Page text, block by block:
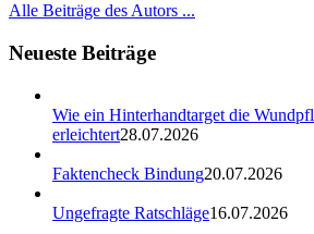
Alle Beiträge des Autors ...
Neueste Beiträge
Wie ein Hinterhandtarget die
erleichtert28.07.2026
Faktencheck Bindung20.07.2026
Ungefragte Ratschläge16.07.2026